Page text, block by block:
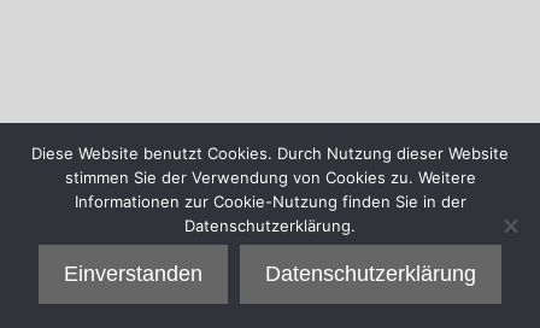
Diese Website benutzt Cookies. Durch Nutzung dieser Website
stimmen Sie der Verwendung von Cookies zu. Weitere
Informationen zur Cookie-Nutzung finden Sie in der
Datenschutzerklärung.
Einverstanden Datenschutzerklärung